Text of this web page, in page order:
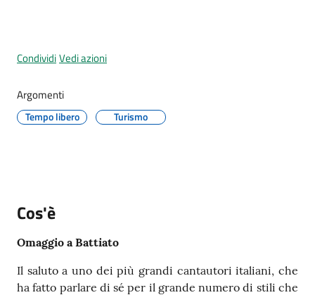
A
l
m
t
e
o
CondividiVedi azioni
Argomenti
Tempo libero Turismo
Cos'è
Omaggio a Battiato
Il saluto a uno dei più grandi cantautori italiani, che
ha fatto parlare di sé per il grande numero di stili che